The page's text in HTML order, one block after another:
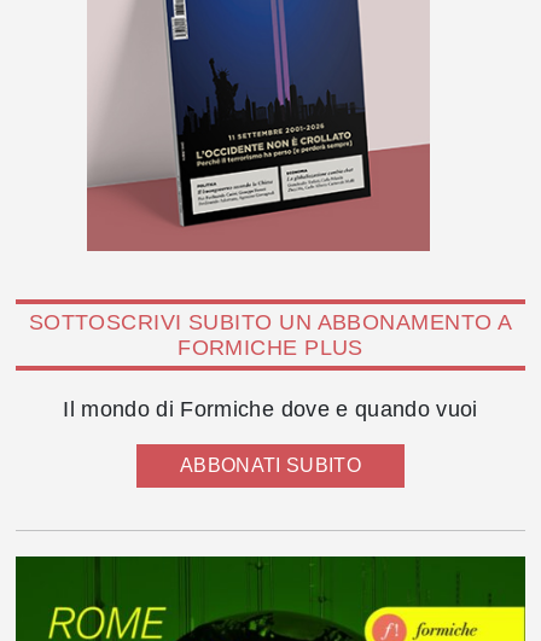
SOTTOSCRIVI SUBITO UN ABBONAMENTO A
FORMICHE PLUS
Il mondo di Formiche dove e quando vuoi
ABBONATI SUBITO